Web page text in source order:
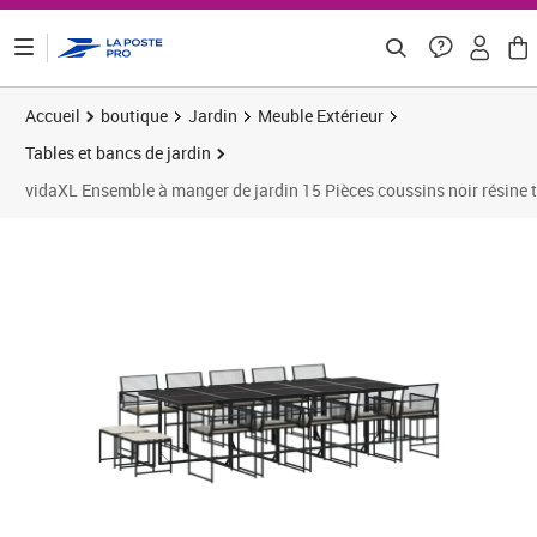
Accueil boutique Jardin
Meuble Extérieur
Tables et bancs de jardin
vidaXL Ensemble à manger de jardin 15 Pièces coussins noir résine